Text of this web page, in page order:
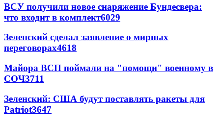
ВСУ получили новое снаряжение Бундесвера:
что входит в комплект6029
Зеленский сделал заявление о мирных
переговорах4618
Майора ВСП поймали на "помощи" военному в
СОЧ3711
Зеленский: США будут поставлять ракеты для
Patriot3647